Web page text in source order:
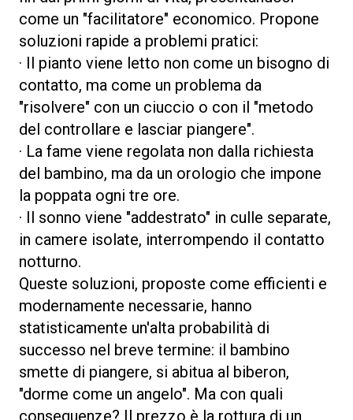
come un "facilitatore" economico. Propone
soluzioni rapide a problemi pratici:
· Il pianto viene letto non come un bisogno di
contatto, ma come un problema da
"risolvere" con un ciuccio o con il "metodo
del controllare e lasciar piangere".
· La fame viene regolata non dalla richiesta
del bambino, ma da un orologio che impone
la poppata ogni tre ore.
· Il sonno viene "addestrato" in culle separate,
in camere isolate, interrompendo il contatto
notturno.
Queste soluzioni, proposte come efficienti e
modernamente necessarie, hanno
statisticamente un'alta probabilità di
successo nel breve termine: il bambino
smette di piangere, si abitua al biberon,
"dorme come un angelo". Ma con quali
conseguenze? Il prezzo è la rottura di un